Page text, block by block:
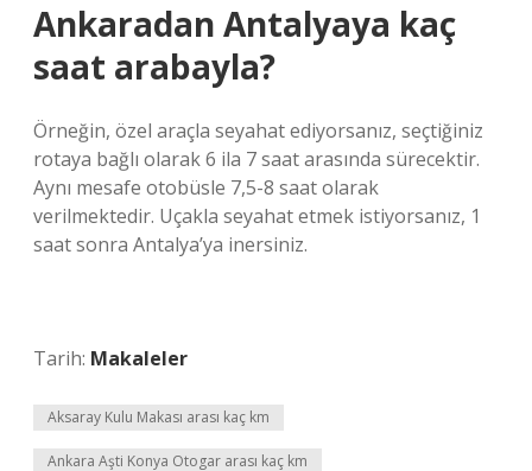
Ankaradan Antalyaya kaç
saat arabayla?
Örneğin, özel araçla seyahat ediyorsanız, seçtiğiniz
rotaya bağlı olarak 6 ila 7 saat arasında sürecektir.
Aynı mesafe otobüsle 7,5-8 saat olarak
verilmektedir. Uçakla seyahat etmek istiyorsanız, 1
saat sonra Antalya’ya inersiniz.
Tarih: Makaleler
Aksaray Kulu Makası arası kaç km
Ankara Aşti Konya Otogar arası kaç km